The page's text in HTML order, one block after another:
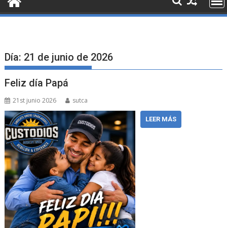
Día: 21 de junio de 2026
Feliz día Papá
21st junio 2026 sutca
LEER MÁS